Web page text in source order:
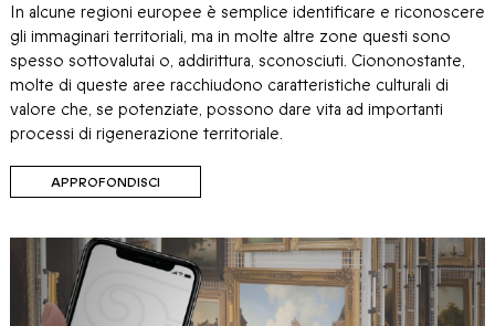
In alcune regioni europee è semplice identificare e riconoscere
gli immaginari territoriali, ma in molte altre zone questi sono
spesso sottovalutai o, addirittura, sconosciuti. Ciononostante,
molte di queste aree racchiudono caratteristiche culturali di
valore che, se potenziate, possono dare vita ad importanti
processi di rigenerazione territoriale.
APPROFONDISCI